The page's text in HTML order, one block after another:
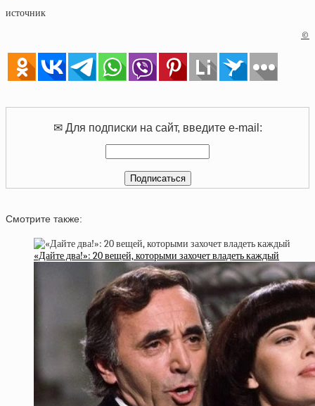
источник
©
✉ Для подписки на сайт, введите e-mail:
Смотрите также:
«Дайте два!»: 20 вещей, которыми захочет владеть каждый